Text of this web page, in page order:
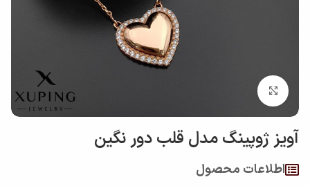
بزرگنمایی تصویر
آويز ژوپینگ مدل قلب دور نگين
اطلاعات محصول